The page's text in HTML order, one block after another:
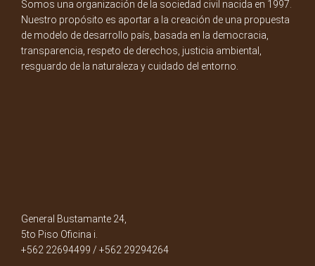
Somos una organización de la sociedad civil nacida en 1997.
Nuestro propósito es aportar a la creación de una propuesta
de modelo de desarrollo país, basada en la democracia,
transparencia, respeto de derechos, justicia ambiental,
resguardo de la naturaleza y cuidado del entorno.
General Bustamante 24,
5to Piso Oficina i.
+562 22694499 / +562 29294264